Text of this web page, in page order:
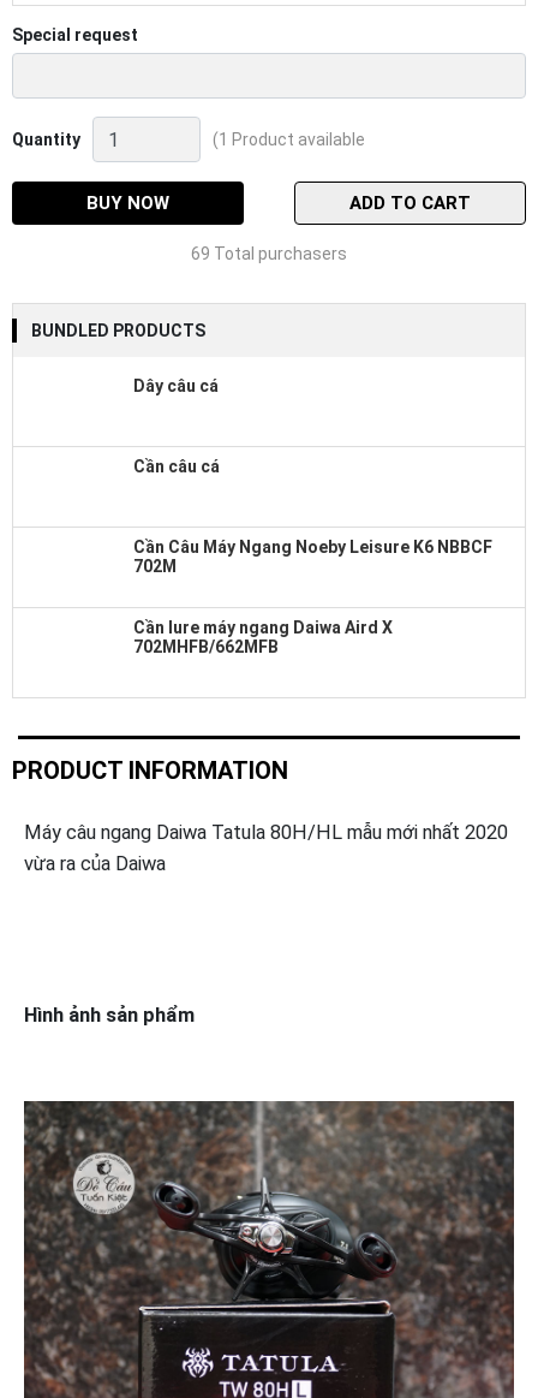
Special request
Quantity
Máy
ngang
Tatula
(1 Product available
BUY NOW ADD TO CART
69 Total purchasers
BUNDLED PRODUCTS
Dây câu cá
Cần câu cá
Cần Câu Máy Ngang Noeby Leisure K6 NBBCF
702M
Cần lure máy ngang Daiwa Aird X
702MHFB/662MFB
PRODUCT INFORMATION
Máy câu ngang Daiwa Tatula 80H/HL mẫu mới nhất 2020
vừa ra của Daiwa
Hình ảnh sản phẩm